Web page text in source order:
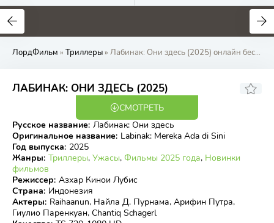
7.5
ЛордФильм » Триллеры» Лабинак: Они здесь (2025) онлайн бесплатно на LordFilm
ЛАБИНАК: ОНИ ЗДЕСЬ (2025)
5.5
СМОТРЕТЬ
Русское название: Лабинак: Они здесь
Оригинальное название: Labinak: Mereka Ada di Sini
Год выпуска: 2025
Жанры: Триллеры, Ужасы, Фильмы 2025 года, Новинки
фильмов
Режиссер: Азхар Кинои Лубис
Страна: Индонезия
Актеры: Raihaanun, Найла Д. Пурнама, Арифин Путра,
Гиулио Паренкуан, Chantiq Schagerl